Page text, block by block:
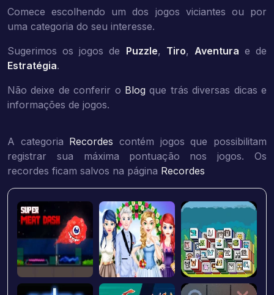
Comece escolhendo um dos jogos viciantes ou por
uma categoria do seu interesse.
Sugerimos os jogos de Puzzle, Tiro, Aventura e de
Estratégia.
Não deixe de conferir o Blog que trás diversas dicas e
informações de jogos.
A categoria Recordes contém jogos que possibilitam
registrar sua máxima pontuação nos jogos. Os
recordes ficam salvos na página Recordes